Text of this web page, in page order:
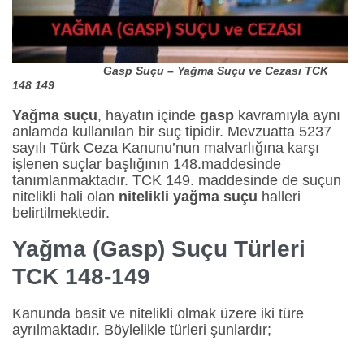
Gasp Suçu – Yağma Suçu ve Cezası TCK
148 149
Yağma suçu, hayatın içinde gasp kavramıyla aynı
anlamda kullanılan bir suç tipidir. Mevzuatta 5237
sayılı Türk Ceza Kanunu’nun malvarlığına karşı
işlenen suçlar başlığının 148.maddesinde
tanımlanmaktadır. TCK 149. maddesinde de suçun
nitelikli hali olan nitelikli yağma suçu halleri
belirtilmektedir.
Yağma (Gasp) Suçu Türleri
TCK 148-149
Kanunda basit ve nitelikli olmak üzere iki türe
ayrılmaktadır. Böylelikle türleri şunlardır;